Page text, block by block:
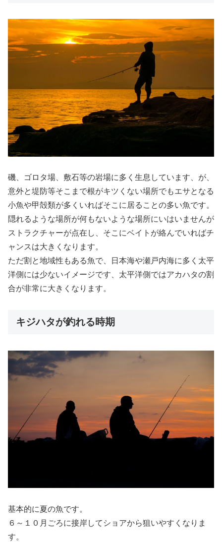
磯、ゴロタ場、敷石等の岩場に多く生息しています、が、
意外と堤防等そこまで根がキツくない場所でもエサとなる
小魚や甲殻類が多くいればそこに居ることの多い魚です。
隠れるような場所が何もないような場所にいはいませんが
ストラクチャーが点在し、そこにベイトが絡んでいればチ
ャンスは大きくなります。
ただ割と地域性もある魚で、日本海や瀬戸内海に多く太平
洋側には少ないイメージです、太平洋側ではアカハタの割
合が非常に大きくなります。
キジハタが釣れる時期
基本的に夏の魚です。
６～１０月ごろに接岸してショアから狙いやすくなりま
す。